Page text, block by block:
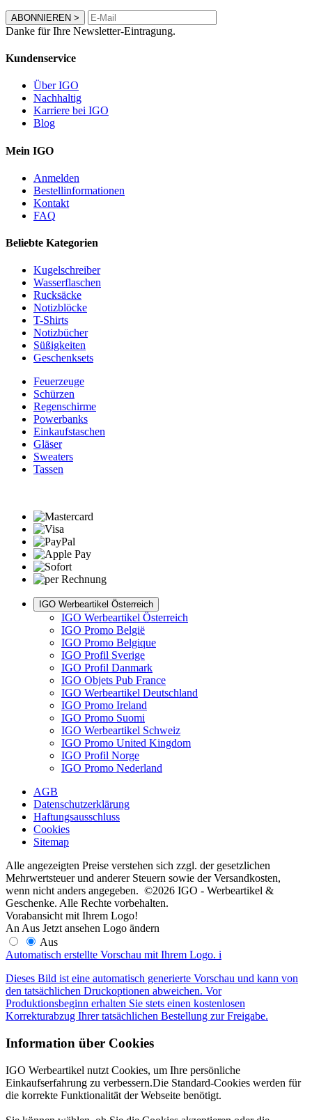
ABONNIEREN >
Danke für Ihre Newsletter-Eintragung.
Kundenservice
Über IGO
Nachhaltig
Karriere bei IGO
Blog
Mein IGO
Anmelden
Bestellinformationen
Kontakt
FAQ
Beliebte Kategorien
Kugelschreiber
Wasserflaschen
Rucksäcke
Notizblöcke
T-Shirts
Notizbücher
Süßigkeiten
Geschenksets
Feuerzeuge
Schürzen
Regenschirme
Powerbanks
Einkaufstaschen
Gläser
Sweaters
Tassen
IGO Werbeartikel Österreich
IGO Werbeartikel Österreich
IGO Promo België
IGO Promo Belgique
IGO Profil Sverige
IGO Profil Danmark
IGO Objets Pub France
IGO Werbeartikel Deutschland
IGO Promo Ireland
IGO Promo Suomi
IGO Werbeartikel Schweiz
IGO Promo United Kingdom
IGO Profil Norge
IGO Promo Nederland
AGB
Datenschutzerklärung
Haftungsausschluss
Cookies
Sitemap
Alle angezeigten Preise verstehen sich zzgl. der gesetzlichen
Mehrwertsteuer und anderer Steuern sowie der Versandkosten,
wenn nicht anders angegeben. ©2026 IGO - Werbeartikel &
Geschenke. Alle Rechte vorbehalten.
Vorabansicht mit Ihrem Logo!
An Aus Jetzt ansehen Logo ändern
Aus
Automatisch erstellte Vorschau mit Ihrem Logo. i
Dieses Bild ist eine automatisch generierte Vorschau und kann von
den tatsächlichen Druckoptionen abweichen. Vor
Produktionsbeginn erhalten Sie stets einen kostenlosen
Korrekturabzug Ihrer tatsächlichen Bestellung zur Freigabe.
Information über Cookies
IGO Werbeartikel nutzt Cookies, um Ihre persönliche
Einkaufserfahrung zu verbessern.Die Standard-Cookies werden für
die korrekte Funktionalität der Webseite benötigt.